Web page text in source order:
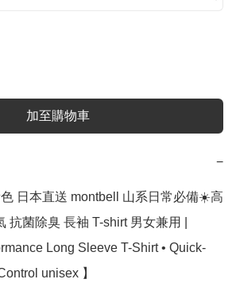
加至購物車
−
日本直送 montbell 山系日常必備☀️高
抗菌除臭 長袖 T-shirt 男女兼用 |
Long Sleeve T-Shirt • Quick-
unisex 】